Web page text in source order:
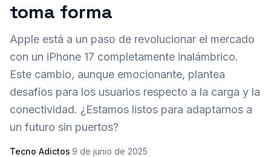
toma forma
Apple está a un paso de revolucionar el mercado
con un iPhone 17 completamente inalámbrico.
Este cambio, aunque emocionante, plantea
desafíos para los usuarios respecto a la carga y la
conectividad. ¿Estamos listos para adaptarnos a
un futuro sin puertos?
Tecno Adictos·9 de junio de 2025·